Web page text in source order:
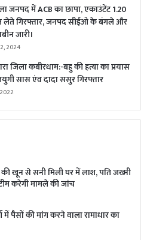
जनपद में ACB का छापा, एकाउंटेंट 1.20
लेते गिरफ्तार, जनपद सीईओ के बंगले और
जारी।
2024
जिला कबीरधाम:-बहु की हत्या का प्रयास
सास एंव दादा ससुर गिरफ्तार
खून से सनी मिली घर में लाश, पति जख्मी
करेगी मामले की जांच
में पैसों की मांग करने वाला रामाधार का